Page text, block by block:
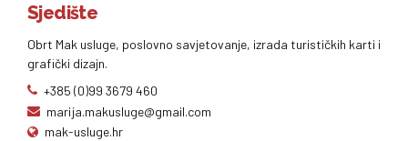
Sjedište
Obrt Mak usluge, poslovno savjetovanje, izrada turističkih karti i
grafički dizajn.
+385 (0)99 3679 460
marija.makusluge@gmail.com
mak-usluge.hr